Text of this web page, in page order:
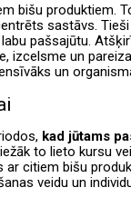
bišu produktiem.
sastāvs.
pašsajūtu.
izcelsme un
un
kad jūtams
to lieto kursu
citiem bišu
veidu un